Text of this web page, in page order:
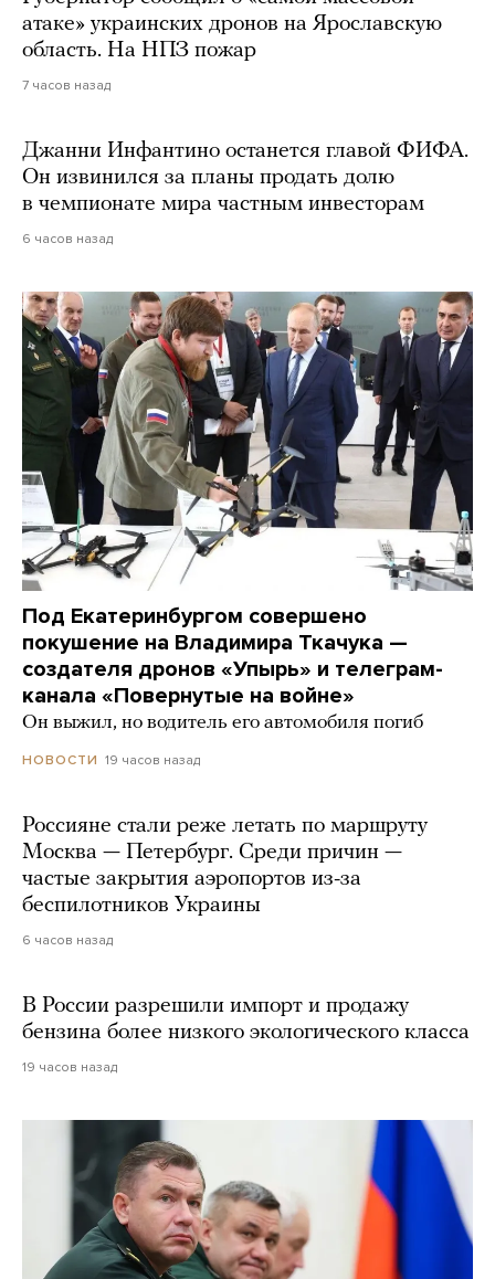
атаке» украинских дронов на Ярославскую
область. На НПЗ пожар
7 часов назад
Джанни Инфантино останется главой ФИФА.
Он извинился за планы продать долю
в чемпионате мира частным инвесторам
6 часов назад
Под Екатеринбургом совершено
покушение на Владимира Ткачука —
создателя дронов «Упырь» и телеграм-
канала «Повернутые на войне»
Он выжил, но водитель его автомобиля погиб
НОВОСТИ 19 часов назад
Россияне стали реже летать по маршруту
Москва — Петербург. Среди причин —
частые закрытия аэропортов из-за
беспилотников Украины
6 часов назад
В России разрешили импорт и продажу
бензина более низкого экологического класса
19 часов назад